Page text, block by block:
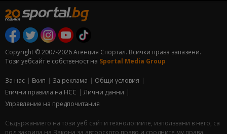
Copyright © 2007-2026 Агенция Спортал. Всички права запазени.
Този уебсайт е собственост на Sportal Media Group
За нас Екип За рекламa
Общи условия
Етични правила на НСС
Лични данни
Управление на предпочитания
Съдържанието на този уеб сайт и технологиите, използвани в него, са
под закрила на Закона за авторското право и сродните му права.